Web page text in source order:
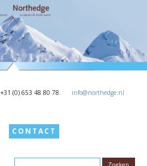
+31 (0) 653 48 80 78. info@northedge.nl
CONTACT